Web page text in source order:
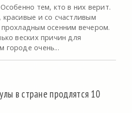
тем, кто в них верит.
и со счастливым
осенним вечером.
веских причин для
городе очень...
в стране продлятся 10